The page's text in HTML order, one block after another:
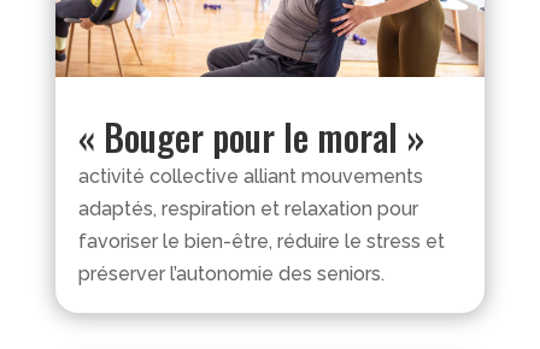
« Bouger pour le moral »
activité collective alliant mouvements
adaptés, respiration et relaxation pour
favoriser le bien-être, réduire le stress et
préserver l’autonomie des seniors.